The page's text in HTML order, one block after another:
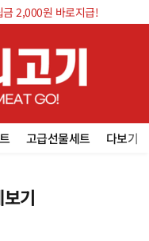
2,000원 바로지급!
고급선물세트 다보기
기